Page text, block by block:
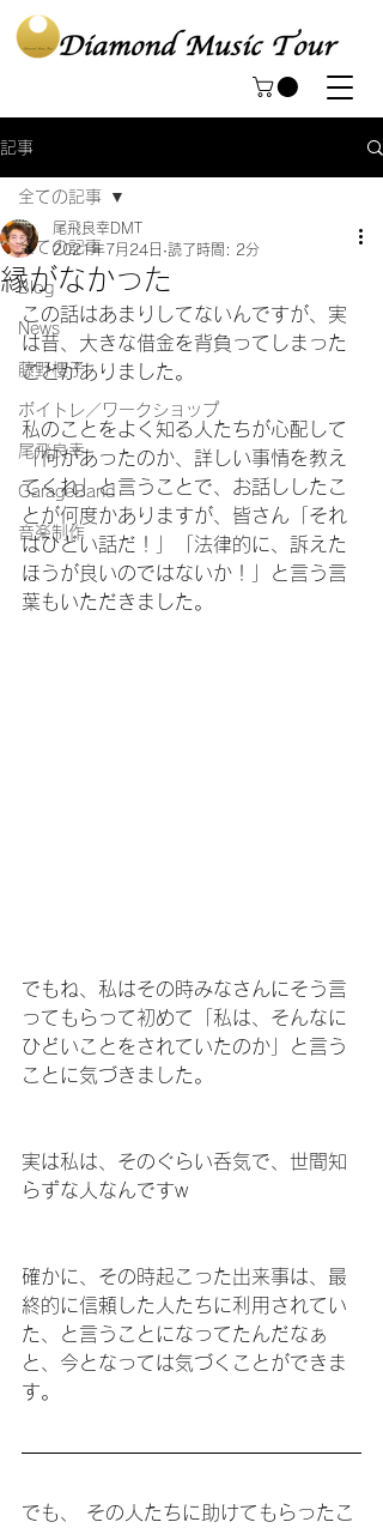
記事
全ての記事
Blog
News
藤野櫻子
ボイトレ／ワークショップ
尾飛良幸
GarageBand
音楽制作
全ての記事
縁がなかった
尾飛良幸DMT
2021年7月24日 読了時間: 2分
この話はあまりしてないんですが、実
は昔、大きな借金を背負ってしまった
ことがありました。
私のことをよく知る人たちが心配して
「何があったのか、詳しい事情を教え
てくれ」と言うことで、お話ししたこ
とが何度かありますが、皆さん「それ
はひどい話だ！」「法律的に、訴えた
ほうが良いのではないか！」と言う言
葉もいただきました。
でもね、私はその時みなさんにそう言
ってもらって初めて「私は、そんなに
ひどいことをされていたのか」と言う
ことに気づきました。
実は私は、そのぐらい呑気で、世間知
らずな人なんですw
確かに、その時起こった出来事は、最
終的に信頼した人たちに利用されてい
た、と言うことになってたんだなぁ
と、今となっては気づくことができま
す。
でも、 その人たちに助けてもらったこ